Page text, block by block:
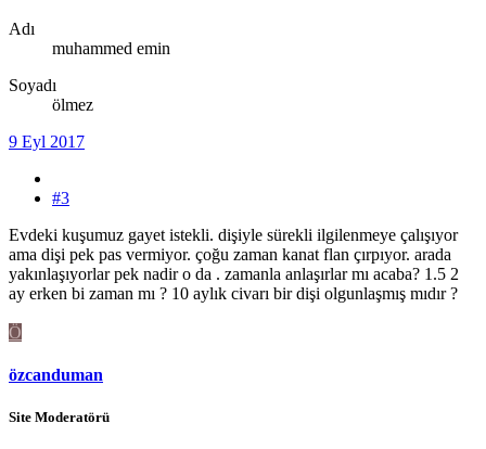
Adı
muhammed emin
Soyadı
ölmez
9 Eyl 2017
#3
Evdeki kuşumuz gayet istekli. dişiyle sürekli ilgilenmeye çalışıyor
ama dişi pek pas vermiyor. çoğu zaman kanat flan çırpıyor. arada
yakınlaşıyorlar pek nadir o da . zamanla anlaşırlar mı acaba? 1.5 2
ay erken bi zaman mı ? 10 aylık civarı bir dişi olgunlaşmış mıdır ?
Ö
özcanduman
Site Moderatörü